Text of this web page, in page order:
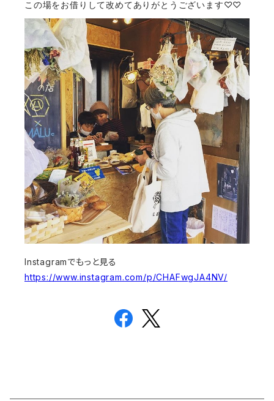
この場をお借りして改めてありがとうございます♡♡
Instagramでもっと見る
https://www.instagram.com/p/CHAFwgJA4NV/